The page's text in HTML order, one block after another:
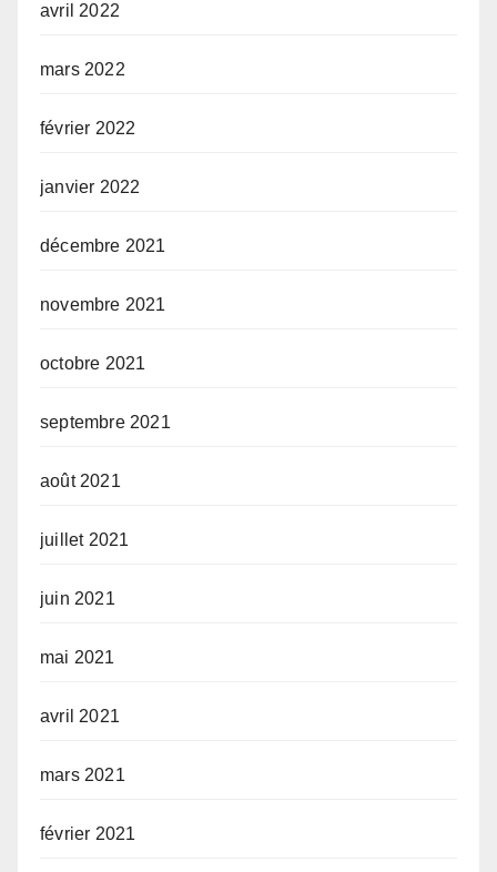
avril 2022
mars 2022
février 2022
janvier 2022
décembre 2021
novembre 2021
octobre 2021
septembre 2021
août 2021
juillet 2021
juin 2021
mai 2021
avril 2021
mars 2021
février 2021